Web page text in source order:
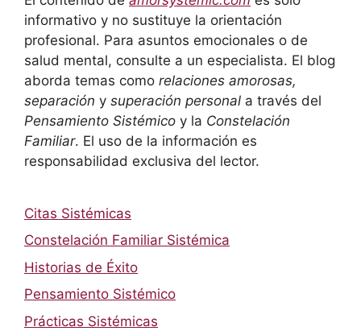
informativo y no sustituye la orientación
profesional. Para asuntos emocionales o de
salud mental, consulte a un especialista. El blog
aborda temas como relaciones amorosas,
separación y superación personal a través del
Pensamiento Sistémico y la Constelación
Familiar. El uso de la información es
responsabilidad exclusiva del lector.
Citas Sistémicas
Constelación Familiar Sistémica
Historias de Éxito
Pensamiento Sistémico
Prácticas Sistémicas